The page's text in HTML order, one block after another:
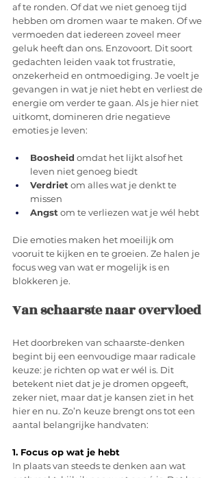
af te ronden. Of dat we niet genoeg tijd
hebben om dromen waar te maken. Of we
vermoeden dat iedereen zoveel meer
geluk heeft dan ons. Enzovoort. Dit soort
gedachten leiden vaak tot frustratie,
onzekerheid en ontmoediging. Je voelt je
gevangen in wat je niet hebt en verliest de
energie om verder te gaan. Als je hier niet
uitkomt, domineren drie negatieve
emoties je leven:
Boosheid omdat het lijkt alsof het
leven niet genoeg biedt
Verdriet om alles wat je denkt te
missen
Angst om te verliezen wat je wél hebt
Die emoties maken het moeilijk om
vooruit te kijken en te groeien. Ze halen je
focus weg van wat er mogelijk is en
blokkeren je.
Van schaarste naar overvloed
Het doorbreken van schaarste-denken
begint bij een eenvoudige maar radicale
keuze: je richten op wat er wél is. Dit
betekent niet dat je je dromen opgeeft,
zeker niet, maar dat je kansen ziet in het
hier en nu. Zo’n keuze brengt ons tot een
aantal belangrijke handvaten:
1. Focus op wat je hebt
In plaats van steeds te denken aan wat